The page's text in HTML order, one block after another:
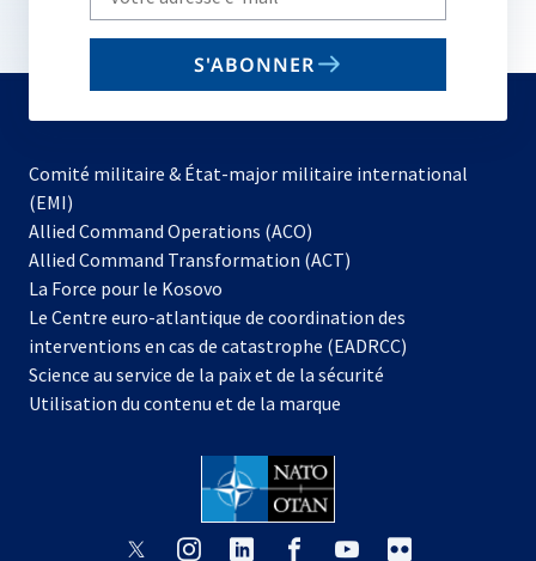
your
email
S'ABONNER
Comité militaire & État-major militaire international
(EMI)
Allied Command Operations (ACO)
dans
nouvel
onglet
Allied Command Transformation (ACT)
La Force pour le Kosovo
dans
un
nouvel
onglet
Le Centre euro-atlantique de coordination des
interventions en cas de catastrophe (EADRCC)
Science au service de la paix et de la sécurité
Utilisation du contenu et de la marque
s’ouvres’ouvres’ouvres’ouvres’ouvres’ouvre